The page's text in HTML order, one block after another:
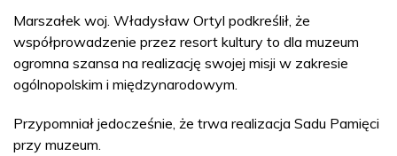
Marszałek woj. Władysław Ortyl podkreślił, że
współprowadzenie przez resort kultury to dla muzeum
ogromna szansa na realizację swojej misji w zakresie
ogólnopolskim i międzynarodowym.
Przypomniał jedocześnie, że trwa realizacja Sadu Pamięci
przy muzeum.